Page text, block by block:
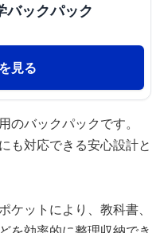
バックパック
見る
のバックパックです。
も対応できる安心設計と
ットにより、教科書、